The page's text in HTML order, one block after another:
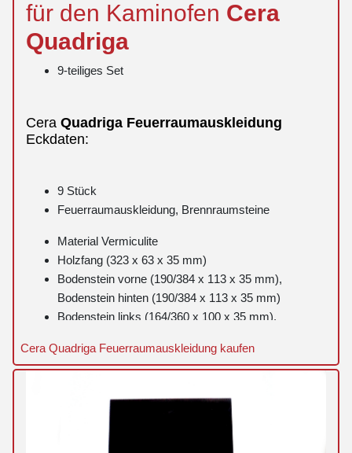
für den Kaminofen Cera
Quadriga
9-teiliges Set
Cera Quadriga Feuerraumauskleidung
Eckdaten:
9 Stück
Feuerraumauskleidung, Brennraumsteine
Material Vermiculite
Holzfang (323 x 63 x 35 mm)
Bodenstein vorne (190/384 x 113 x 35 mm),
Bodenstein hinten (190/384 x 113 x 35 mm)
Bodenstein links (164/360 x 100 x 35 mm),
Seitenstein links (323 x 63 x 35 mm), Seitenstein
rechts (323 x 63 x 35 mm)
Rückwandstein rechts (215 x 518 x 35 mm)
Cera Quadriga Feuerraumauskleidung kaufen